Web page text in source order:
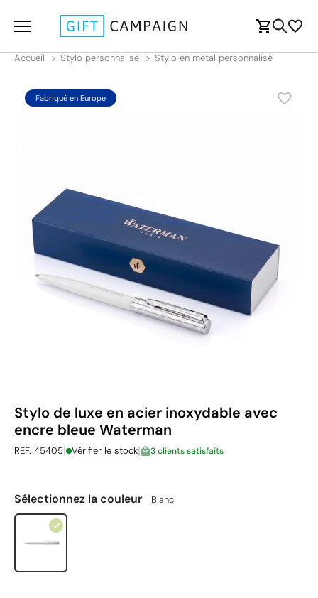
Accueil Stylo personnalisé Stylo en métal personnalisé
Fabriqué en Europe
Stylo de luxe en acier inoxydable avec
encre bleue Waterman
REF. 45405| Vérifier le stock| 3 clients satisfaits
Sélectionnez la couleur Blanc